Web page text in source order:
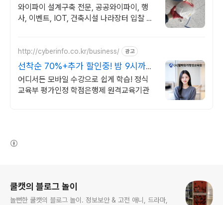
건설공사 가능
와이파이 설계구축 전문, 공공와이파이, 행
사, 이벤트, IOT, 건축시설 나라장터 입찰 가
http://cyberinfo.co.kr/business/ 광고
선착순 70%+추가 할인중! 밤 9시까지
상담가능!
어디서든 모바일 수강으로 쉽게 학습! 정식
교육부 평가인정 학점은행제 원격교육기관
쿨캣의 블로그 놀이
놀뻔한 쿨캣의 블로그 놀이. 정보보안 & 고전 애니, 드라마,